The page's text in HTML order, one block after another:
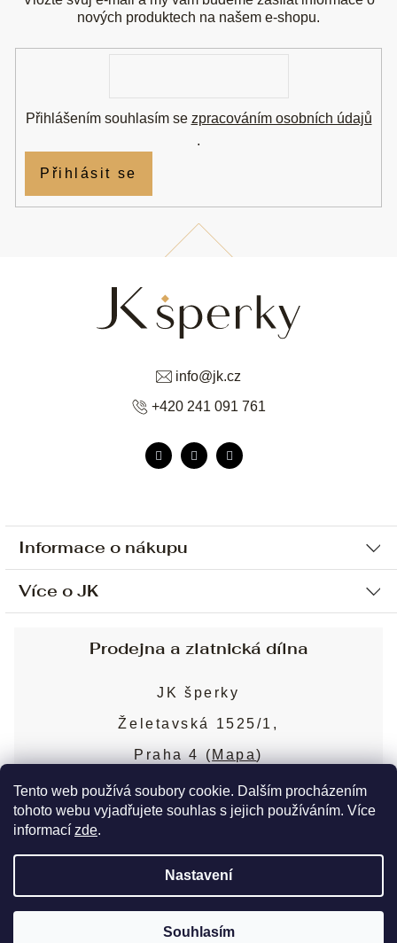
Tento web používá soubory cookie. Dalším procházením
tohoto webu vyjadřujete souhlas s jejich používáním. Více
informací zde.
Nastavení
Souhlasím
Informace o nákupu
Ochrana osobních údajů
Sjednání osobní schůzky
Obchodní podmínky
Puncovní značky
Více o JK
Blog
Nejčastější dotazy
info@jk.cz
+420 241 091 761
nových produktech na našem e-shopu.
Přihlášením souhlasím se zpracováním osobních údajů
.
Přihlásit se
Prodejna a zlatnická dílna
JK šperky
Želetavská 1525/1,
Praha 4 (Mapa)
Více o prodejně
Copyright 2026JK šperky. Všechna práva
Upravit nastavení cookies